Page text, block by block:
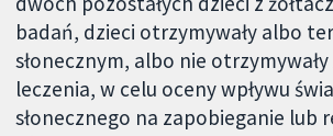
badań, dzieci otrzymywały albo
słonecznym, albo nie
leczenia, w celu oceny wpływu
słonecznego na zapobieganie lub